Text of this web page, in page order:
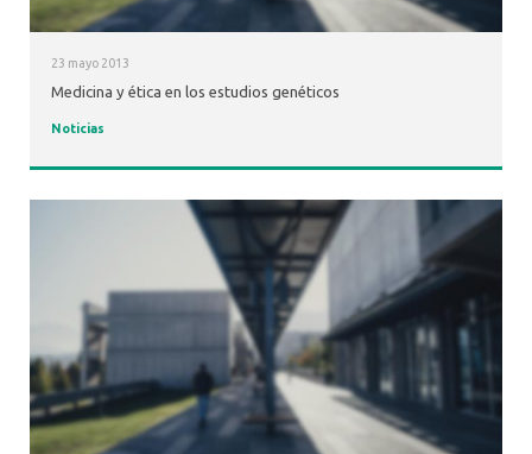
23 mayo 2013
Medicina y ética en los estudios genéticos
Noticias